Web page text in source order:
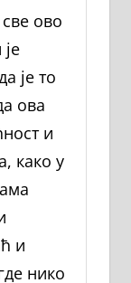
ово
је то
ова
и
како у
и
нико